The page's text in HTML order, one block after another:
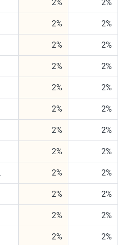
2% 2%
2% 2%
2% 2%
2% 2%
2% 2%
2% 2%
2% 2%
2% 2%
2% 2%
2% 2%
2% 2%
2% 2%